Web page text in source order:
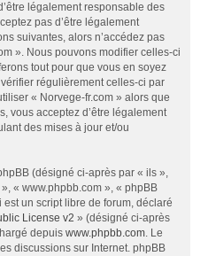
légalement responsable des
pas d’être légalement
suivantes, alors n’accédez pas
». Nous pouvons modifier celles-ci
tout pour que vous en soyez
régulièrement celles-ci par
« Norvege-fr.com » alors que
vous acceptez d’être légalement
des mises à jour et/ou
(désigné ci-après par « ils »,
« www.phpbb.com », « phpBB
un script libre de forum, déclaré
License v2 » (désigné ci-après
depuis www.phpbb.com. Le
discussions sur Internet. phpBB